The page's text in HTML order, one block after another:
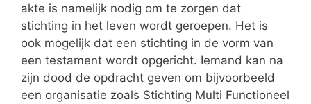
akte is namelijk nodig om te zorgen dat
stichting in het leven wordt geroepen. Het is
ook mogelijk dat een stichting in de vorm van
een testament wordt opgericht. Iemand kan na
zijn dood de opdracht geven om bijvoorbeeld
een organisatie zoals Stichting Multi Functioneel